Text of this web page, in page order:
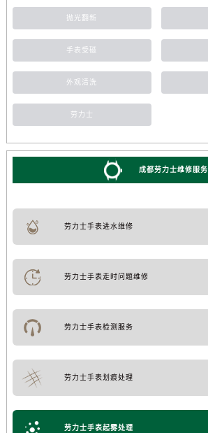
抛光翻新
手表受磁
外观清洗
劳力士
成都劳力士维修服务
劳力士手表进水维修
劳力士手表走时问题维修
劳力士手表检测服务
劳力士手表划痕处理
劳力士手表起雾处理